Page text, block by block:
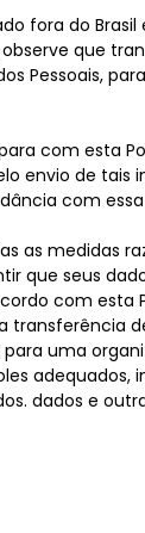
fora do Brasil
que
Pessoais,
com esta
envio de tais
com
as medidas
que seus
com esta
transferência
para uma
adequados,
dados e